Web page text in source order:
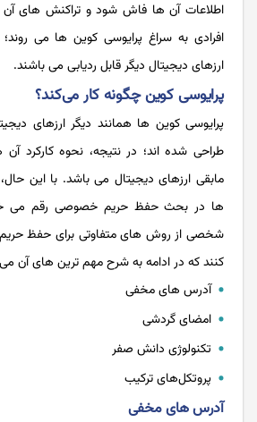
اطلاعات آن ها فاش شود و تراکنش های
افرادی به سراغ پرایوسی کوین ها می روند؛
ارزهای دیجیتال دیگر قابل ردیابی می باشند.
پرایوسی کوین چگونه کار می‌کند؟
پرایوسی کوین ها همانند دیگر ارزهای
طراحی شده اند؛ در نتیجه، نحوه کارکرد
مابقی ارزهای دیجیتال می باشد. با این
ها در بحث حفظ حریم خصوصی رقم می
شخصی از روش های متفاوتی برای حفظ
کنند که در ادامه به شرح مهم ترین های آن می
آدرس‌ های مخفی
امضای گردشی
تکنولوژی دانش صفر
پروتکل‌های ترکیب
آدرس‌ های مخفی